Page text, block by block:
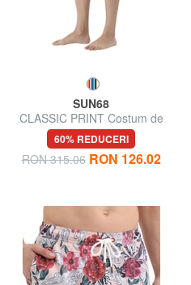
SUN68
CLASSIC PRINT Costum de
plajă pentru bărbați
60% REDUCERI
RON 315.06 RON 126.02